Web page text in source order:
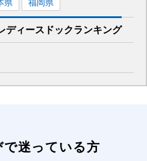
県 福岡県
ディースドックランキング
で迷っている方